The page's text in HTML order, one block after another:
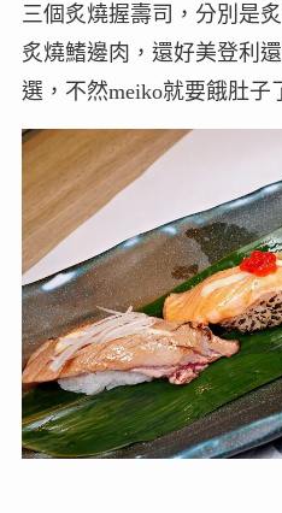
三個炙燒握壽司，分別是
炙燒鰭邊肉，還好美登利
選，不然meiko就要餓肚子